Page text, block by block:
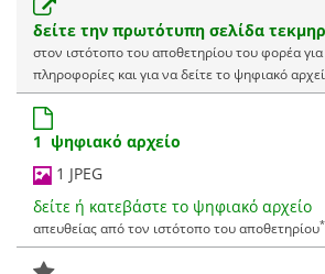
δείτε την πρωτότυπη σελίδα
στον ιστότοπο του αποθετηρίου του φορέα
πληροφορίες και για να δείτε το ψηφιακό
1 ψηφιακό αρχείο
1 JPEG
δείτε ή κατεβάστε το ψηφιακό αρχείο
απευθείας από τον ιστότοπο του αποθετηρίου*